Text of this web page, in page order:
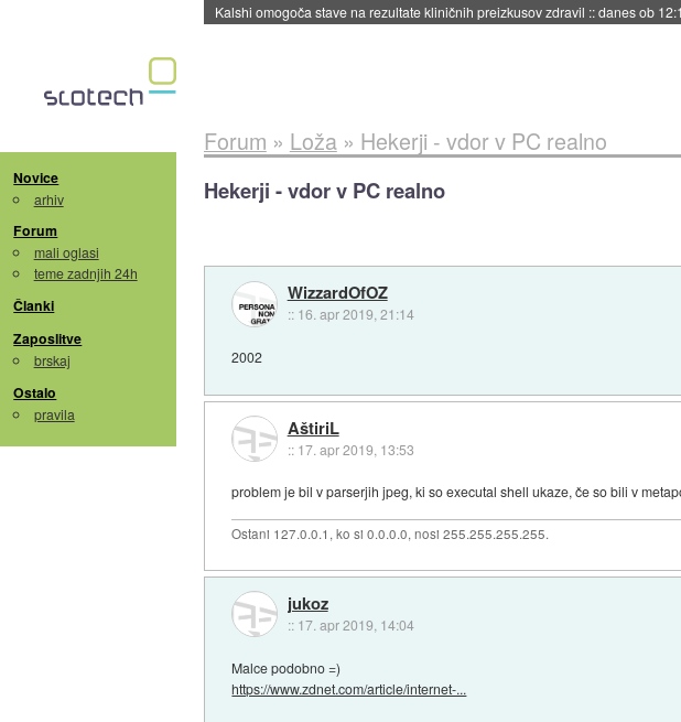
Sandisk že prodal več kot polovico SSD-jev za naslednji dve leti::danes ob
Novice
arhiv
Forum
mali oglasi
teme zadnjih 24h
Članki
Zaposlitve
brskaj
Ostalo
pravila
Forum » Loža» Hekerji - vdor v PC realno
Hekerji - vdor v PC realno
WizzardOfOZ
:: 16. apr 2019, 21:14
2002
AštiriL
:: 17. apr 2019, 13:53
problem je bil v parserjih jpeg, ki so executal shell ukaze, če so bili v
Ostani 127.0.0.1, ko si 0.0.0.0, nosi 255.255.255.255.
jukoz
:: 17. apr 2019, 14:04
Malce podobno =)
https://www.zdnet.com/article/internet-...